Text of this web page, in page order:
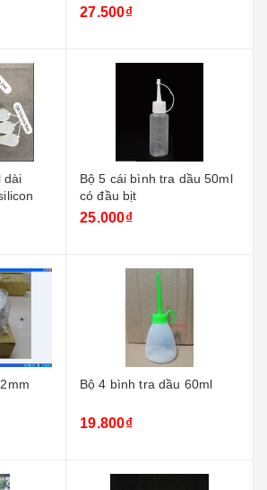
27.500₫
dài
Bộ 5 cái bình tra dầu 50ml
có đầu bịt
25.000₫
Bộ 4 bình tra dầu 60ml
19.800₫